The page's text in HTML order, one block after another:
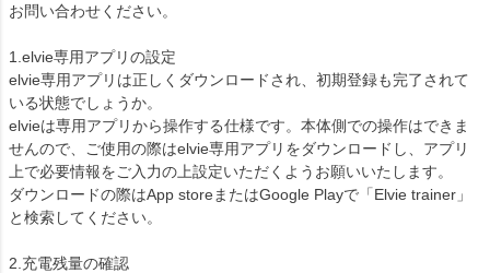
お問い合わせください。
1.elvie専用アプリの設定
elvie専用アプリは正しくダウンロードされ、初期登録も完了されて
いる状態でしょうか。
elvieは専用アプリから操作する仕様です。本体側での操作はできま
せんので、ご使用の際はelvie専用アプリをダウンロードし、アプリ
上で必要情報をご入力の上設定いただくようお願いいたします。
ダウンロードの際はApp storeまたはGoogle Playで「Elvie trainer」
と検索してください。
2.充電残量の確認